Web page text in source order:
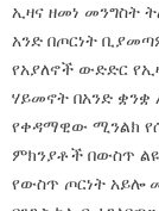
ኢዛና ዘመነ መንግስት
አንድ በጦርነት
የአያለኖች ውድድር
ሃይመኖት በአንድ ቋንቋ
የቀዳማዊው ሚንልክ
ምክንያቶች በውስጥ
የውስጥ ጦርነት አይሎ